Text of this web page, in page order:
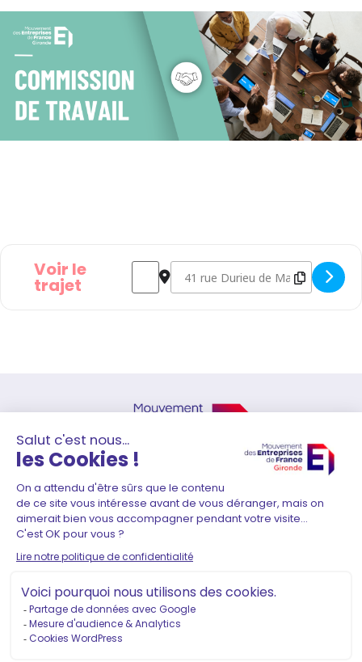
Voir le
trajet
Address - Commission RH-Emploi et
Destination Address - Commission
41 Rue Durieu de Maisonneuve
33000 Bordeaux
05 56 01 51 80–contact@medef-gironde.fr
Adhérer
Mentions légales
Politique de confidentialité